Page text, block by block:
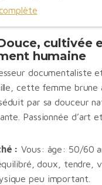
cultivée
humaine
documentaliste
cette femme brune
par sa douceur
Passionnée d’art
: Vous: âge: 50/60
doux, tendre,
peu important.